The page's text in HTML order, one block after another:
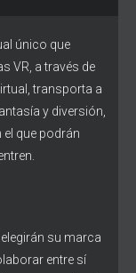
único que
VR, a través de
transporta a
y diversión,
el que podrán
su marca
entre sí